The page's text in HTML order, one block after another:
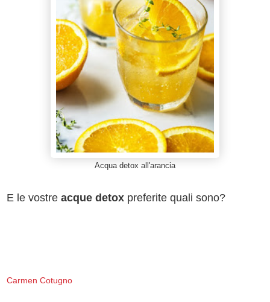
Acqua detox all'arancia
E le vostre acque detox preferite quali sono?
Carmen Cotugno